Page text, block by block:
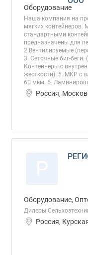
Оборудование
Наша компания на
мягких
стандартными
предназначены для
2.Вентилируемые
3. Сеточные биг-беги.
Контейнеры с
жесткости). 5. МКР с
60 мкм. 6.
Россия,
Оборудование,
Дилеры
Россия,